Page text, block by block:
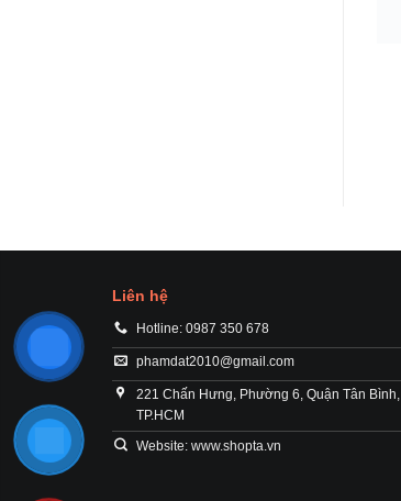
Liên hệ
Hotline: 0987 350 678
phamdat2010@gmail.com
221 Chấn Hưng, Phường 6, Quận Tân Bình,
TP.HCM
Website: www.shopta.vn